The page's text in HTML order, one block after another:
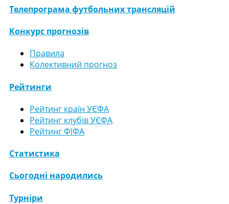
Телепрограма футбольних трансляцій
Конкурс прогнозів
Правила
Колективний прогноз
Рейтинги
Рейтинг країн УЄФА
Рейтинг клубів УЄФА
Рейтинг ФІФА
Статистика
Сьогодні народились
Турніри